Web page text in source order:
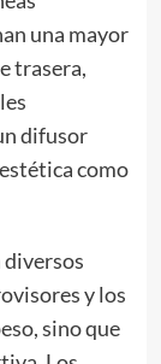
una mayor
trasera,
difusor
como
diversos
y los
sino que